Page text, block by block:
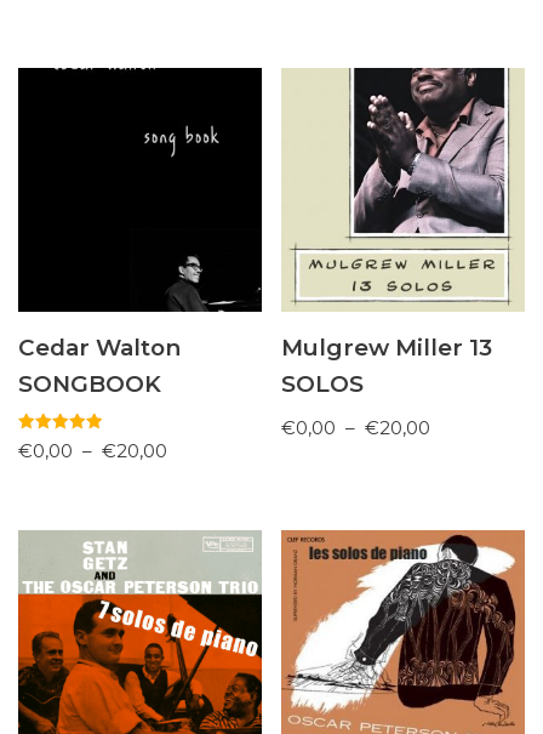
Cedar Walton
SONGBOOK
Note
5.00
€0,00 – €20,00
Mulgrew Miller 13
SOLOS
€0,00 – €20,00